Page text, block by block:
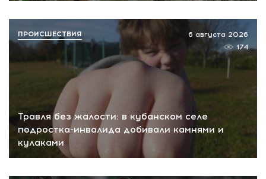
Травля без жалости: в кубанском селе
подростка-инвалида добивали камнями и
кулаками
6 августа 2026
174
ПРОИСШЕСТВИЯ